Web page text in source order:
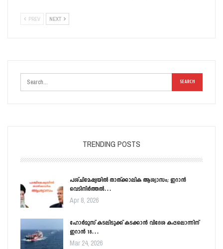
PREV NEXT
TRENDING POSTS
പശ്ചിമേഷ്യയിൽ താത്ക്കാലിക ആശ്വാസം; ഇറാൻ
വെടിനിർത്തൽ…
Apr 8, 2026
ഹോർമൂസ് കടലിടുക്ക് കടക്കാൻ വിദേശ കപ്പലൊന്നിന്
ഇറാൻ 18…
Mar 24, 2026